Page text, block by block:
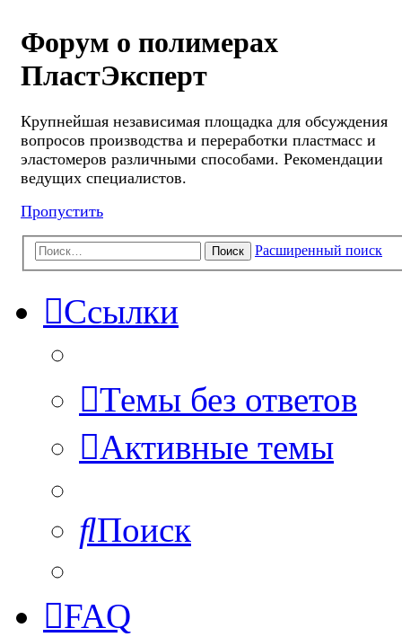
Форум о полимерах
ПластЭксперт
Крупнейшая независимая площадка для обсуждения
вопросов производства и переработки пластмасс и
эластомеров различными способами. Рекомендации
ведущих специалистов.
Пропустить
Поиск Расширенный поиск
Ссылки
Темы без ответов
Активные темы
Поиск
FAQ